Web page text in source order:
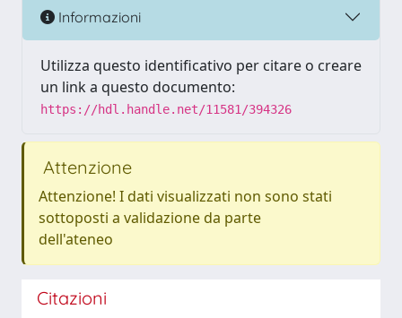
Informazioni
Utilizza questo identificativo per citare o creare
un link a questo documento:
https://hdl.handle.net/11581/394326
Attenzione
Attenzione! I dati visualizzati non sono stati
sottoposti a validazione da parte
dell'ateneo
Citazioni